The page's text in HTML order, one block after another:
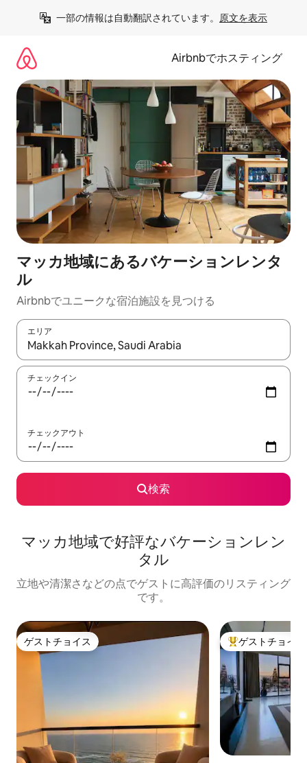
一部の情報は自動翻訳されています。 原文を表示
Airbnbでホスティング
マッカ地域にあるバケーションレンタ
ル
Airbnbでユニークな宿泊施設を見つける
エリア
検索結果が表示されたら、上下の矢印キーを使って移動するか
チェックイン
チェックアウト
検索
マッカ地域で好評なバケーションレン
タル
立地や清潔さなどの点でゲストに高評価のリスティング
です。
ゲストチョイス
ゲストチョイス 大好評のゲスト
ゲストチョイス